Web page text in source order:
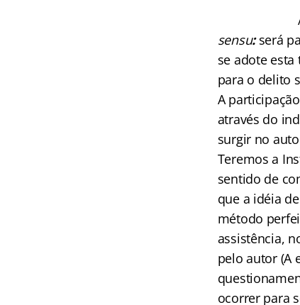
sensu:será
se adote
para o delito
A
através do
surgir no
Teremos a
sentido de
que a idéia
método
assistência,
pelo autor (A
ocorrer para